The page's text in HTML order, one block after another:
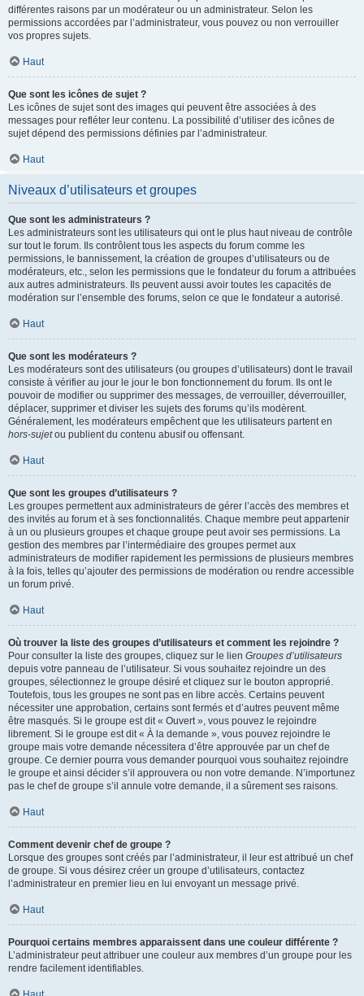
différentes raisons par un modérateur ou un administrateur. Selon les
permissions accordées par l’administrateur, vous pouvez ou non verrouiller
vos propres sujets.
Haut
Que sont les icônes de sujet ?
Les icônes de sujet sont des images qui peuvent être associées à des
messages pour refléter leur contenu. La possibilité d’utiliser des icônes de
sujet dépend des permissions définies par l’administrateur.
Haut
Niveaux d’utilisateurs et groupes
Que sont les administrateurs ?
Les administrateurs sont les utilisateurs qui ont le plus haut niveau de contrôle
sur tout le forum. Ils contrôlent tous les aspects du forum comme les
permissions, le bannissement, la création de groupes d’utilisateurs ou de
modérateurs, etc., selon les permissions que le fondateur du forum a attribuées
aux autres administrateurs. Ils peuvent aussi avoir toutes les capacités de
modération sur l’ensemble des forums, selon ce que le fondateur a autorisé.
Haut
Que sont les modérateurs ?
Les modérateurs sont des utilisateurs (ou groupes d’utilisateurs) dont le travail
consiste à vérifier au jour le jour le bon fonctionnement du forum. Ils ont le
pouvoir de modifier ou supprimer des messages, de verrouiller, déverrouiller,
déplacer, supprimer et diviser les sujets des forums qu’ils modèrent.
Généralement, les modérateurs empêchent que les utilisateurs partent en
hors-sujetou publient du contenu abusif ou offensant.
Haut
Que sont les groupes d’utilisateurs ?
Les groupes permettent aux administrateurs de gérer l’accès des membres et
des invités au forum et à ses fonctionnalités. Chaque membre peut appartenir
à un ou plusieurs groupes et chaque groupe peut avoir ses permissions. La
gestion des membres par l’intermédiaire des groupes permet aux
administrateurs de modifier rapidement les permissions de plusieurs membres
à la fois, telles qu’ajouter des permissions de modération ou rendre accessible
un forum privé.
Haut
Où trouver la liste des groupes d’utilisateurs et comment les rejoindre ?
Pour consulter la liste des groupes, cliquez sur le lien Groupes d’utilisateurs
depuis votre panneau de l’utilisateur. Si vous souhaitez rejoindre un des
groupes, sélectionnez le groupe désiré et cliquez sur le bouton approprié.
Toutefois, tous les groupes ne sont pas en libre accès. Certains peuvent
nécessiter une approbation, certains sont fermés et d’autres peuvent même
être masqués. Si le groupe est dit « Ouvert », vous pouvez le rejoindre
librement. Si le groupe est dit « À la demande », vous pouvez rejoindre le
groupe mais votre demande nécessitera d’être approuvée par un chef de
groupe. Ce dernier pourra vous demander pourquoi vous souhaitez rejoindre
le groupe et ainsi décider s’il approuvera ou non votre demande. N’importunez
pas le chef de groupe s’il annule votre demande, il a sûrement ses raisons.
Haut
Comment devenir chef de groupe ?
Lorsque des groupes sont créés par l’administrateur, il leur est attribué un chef
de groupe. Si vous désirez créer un groupe d’utilisateurs, contactez
l’administrateur en premier lieu en lui envoyant un message privé.
Haut
Pourquoi certains membres apparaissent dans une couleur différente ?
L’administrateur peut attribuer une couleur aux membres d’un groupe pour les
rendre facilement identifiables.